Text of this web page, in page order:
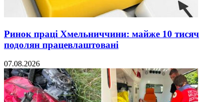
Ринок праці Хмельниччини: майже 10 тисяч
подолян працевлаштовані
07.08.2026